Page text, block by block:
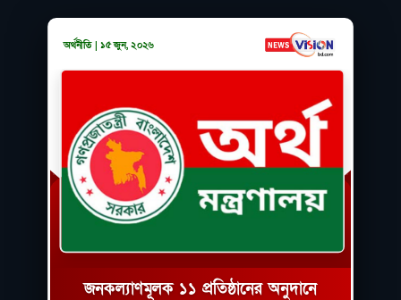
অর্থনীতি | ১৫ জুন, ২০২৬
জনকল্যাণমূলক ১১ প্রতিষ্ঠানের অনুদানে